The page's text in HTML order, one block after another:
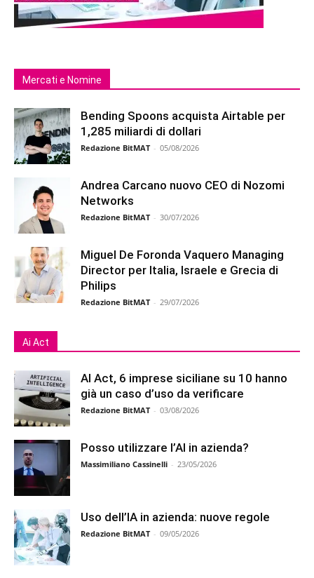
Mercati e Nomine
Bending Spoons acquista Airtable per
1,285 miliardi di dollari
Redazione BitMAT - 05/08/2026
Andrea Carcano nuovo CEO di Nozomi
Networks
Redazione BitMAT - 30/07/2026
Miguel De Foronda Vaquero Managing
Director per Italia, Israele e Grecia di
Philips
Redazione BitMAT - 29/07/2026
Ai Act
AI Act, 6 imprese siciliane su 10 hanno
già un caso d’uso da verificare
Redazione BitMAT - 03/08/2026
Posso utilizzare l’AI in azienda?
Massimiliano Cassinelli - 23/05/2026
Uso dell’IA in azienda: nuove regole
Redazione BitMAT - 09/05/2026